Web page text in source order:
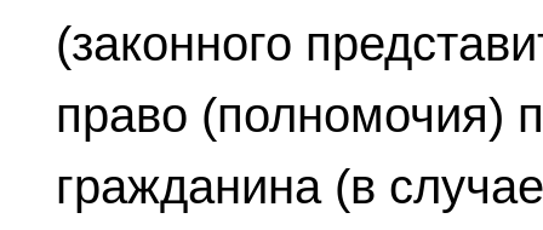
(законного
право (полномочия)
гражданина (в